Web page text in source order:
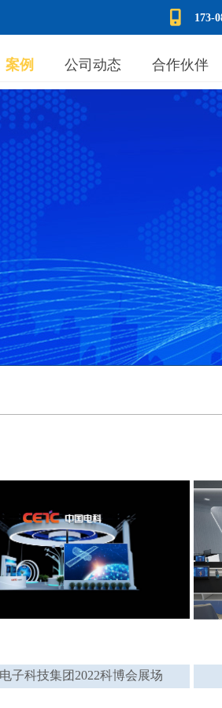
173-
案例 公司动态 合作伙伴
子科技集团2022科博会展场